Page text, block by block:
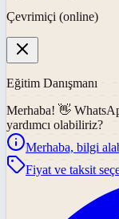
Çevrimiçi (online)
Eğitim Danışmanı
Merhaba! 👋
yardımcı olabiliriz?
Merhaba, bilgi
Fiyat ve taksit